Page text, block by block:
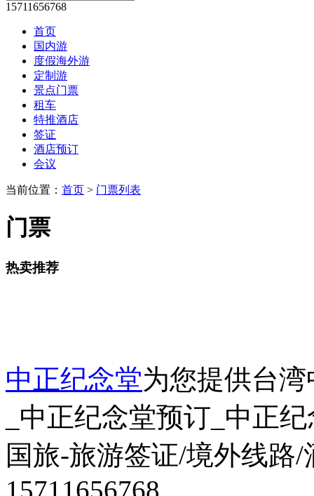
15711656768
首页
国内游
度假海外游
定制游
景点门票
租车
特推酒店
签证
酒店预订
会议
当前位置： 首页 > 门票列表
门票
热卖推荐
中正纪念堂为您提供台
_中正纪念堂预订_中正
国旅-旅游签证/境外线路
15711656768